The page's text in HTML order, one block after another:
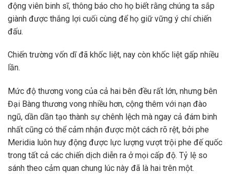
động viên binh sĩ, thông báo cho họ biết rằng chúng ta sắp
giành được thắng lợi cuối cùng để họ giữ vững ý chí chiến
đấu.
Chiến trường vốn dĩ đã khốc liệt, nay còn khốc liệt gấp nhiều
lần.
Mức độ thương vong của cả hai bên đều rất lớn, nhưng bên
Đại Bàng thương vong nhiều hơn, cộng thêm với nạn đào
ngũ, dần dần tạo thành sự chênh lệch mà ngay cả đám binh
nhất cũng có thể cảm nhận được một cách rõ rệt, bởi phe
Meridia luôn huy động được lực lượng vượt trội phe đế quốc
trong tất cả các chiến dịch diễn ra ở mọi cấp độ. Tỷ lệ so
sánh theo cảm quan chung lúc này đã là hai trên một.